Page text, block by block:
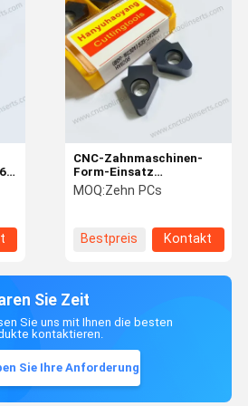
CNC-Zahnmaschinen-
Form-Einsatz
YKS5120BX3-604-59201 -
- PVD HYB208
schwierige Materialien
(ausgenommen
Hochfestelegierungen)
MOQ:Zehn PCs
Bestpreis Kontakt
Sie Zeit
Sie uns mit Ihnen die besten
kontaktieren.
Sie Ihre Anforderung